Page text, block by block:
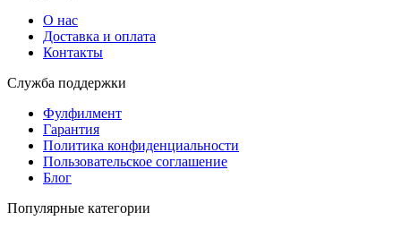
О нас
Доставка и оплата
Контакты
Служба поддержки
Фулфилмент
Гарантия
Политика конфиденциальности
Пользовательское соглашение
Блог
Популярные категории